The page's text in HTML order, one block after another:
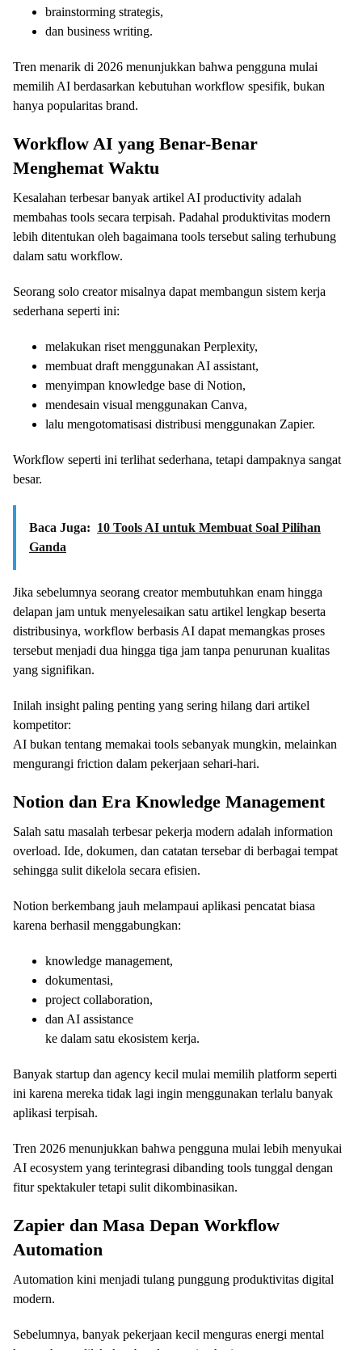
brainstorming strategis,
dan business writing.
Tren menarik di 2026 menunjukkan bahwa pengguna mulai
memilih AI berdasarkan kebutuhan workflow spesifik, bukan
hanya popularitas brand.
Workflow AI yang Benar-Benar
Menghemat Waktu
Kesalahan terbesar banyak artikel AI productivity adalah
membahas tools secara terpisah. Padahal produktivitas modern
lebih ditentukan oleh bagaimana tools tersebut saling terhubung
dalam satu workflow.
Seorang solo creator misalnya dapat membangun sistem kerja
sederhana seperti ini:
melakukan riset menggunakan Perplexity,
membuat draft menggunakan AI assistant,
menyimpan knowledge base di Notion,
mendesain visual menggunakan Canva,
lalu mengotomatisasi distribusi menggunakan Zapier.
Workflow seperti ini terlihat sederhana, tetapi dampaknya sangat
besar.
Baca Juga: 10 Tools AI untuk Membuat Soal Pilihan
Ganda
Jika sebelumnya seorang creator membutuhkan enam hingga
delapan jam untuk menyelesaikan satu artikel lengkap beserta
distribusinya, workflow berbasis AI dapat memangkas proses
tersebut menjadi dua hingga tiga jam tanpa penurunan kualitas
yang signifikan.
Inilah insight paling penting yang sering hilang dari artikel
kompetitor:
AI bukan tentang memakai tools sebanyak mungkin, melainkan
mengurangi friction dalam pekerjaan sehari-hari.
Notion dan Era Knowledge Management
Salah satu masalah terbesar pekerja modern adalah information
overload. Ide, dokumen, dan catatan tersebar di berbagai tempat
sehingga sulit dikelola secara efisien.
Notion berkembang jauh melampaui aplikasi pencatat biasa
karena berhasil menggabungkan:
knowledge management,
dokumentasi,
project collaboration,
dan AI assistance
ke dalam satu ekosistem kerja.
Banyak startup dan agency kecil mulai memilih platform seperti
ini karena mereka tidak lagi ingin menggunakan terlalu banyak
aplikasi terpisah.
Tren 2026 menunjukkan bahwa pengguna mulai lebih menyukai
AI ecosystem yang terintegrasi dibanding tools tunggal dengan
fitur spektakuler tetapi sulit dikombinasikan.
Zapier dan Masa Depan Workflow
Automation
Automation kini menjadi tulang punggung produktivitas digital
modern.
Sebelumnya, banyak pekerjaan kecil menguras energi mental